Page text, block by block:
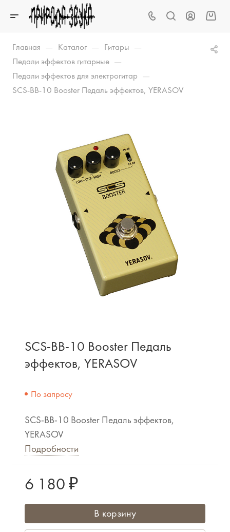
Главная — Каталог — Гитары —
Педали эффектов гитарные —
Педали эффектов для электрогитар —
SCS-BB-10 Booster Педаль эффектов, YERASOV
SCS-BB-10 Booster Педаль
эффектов, YERASOV
По запросу
SCS-BB-10 Booster Педаль эффектов,
YERASOV
Подробности
6 180 ₽
В корзину